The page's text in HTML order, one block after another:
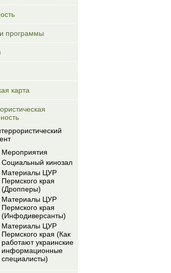
программы
карта
Мероприятия
Социальный кинозал
Материалы ЦУР
Пермского края
(Дропперы)
Материалы ЦУР
Пермского края
(Инфодиверсанты)
Материалы ЦУР
Пермского края (Как
работают украинские
информационные
специалисты)